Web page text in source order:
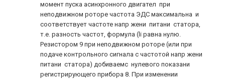
момент пуска асинхронного двигател при
неподвижном роторе частота ЭДС максимальна и
соответствует частоте напр жени питани статора,
т.е. разность частот, формула (li равна нулю.
Резистором 9 при неподвижном роторе (или при
подаче контрольного сигнала с частотой напр жени
питани статора) добиваемс нулевого показани
регистрирующего прибора 8. При изменении